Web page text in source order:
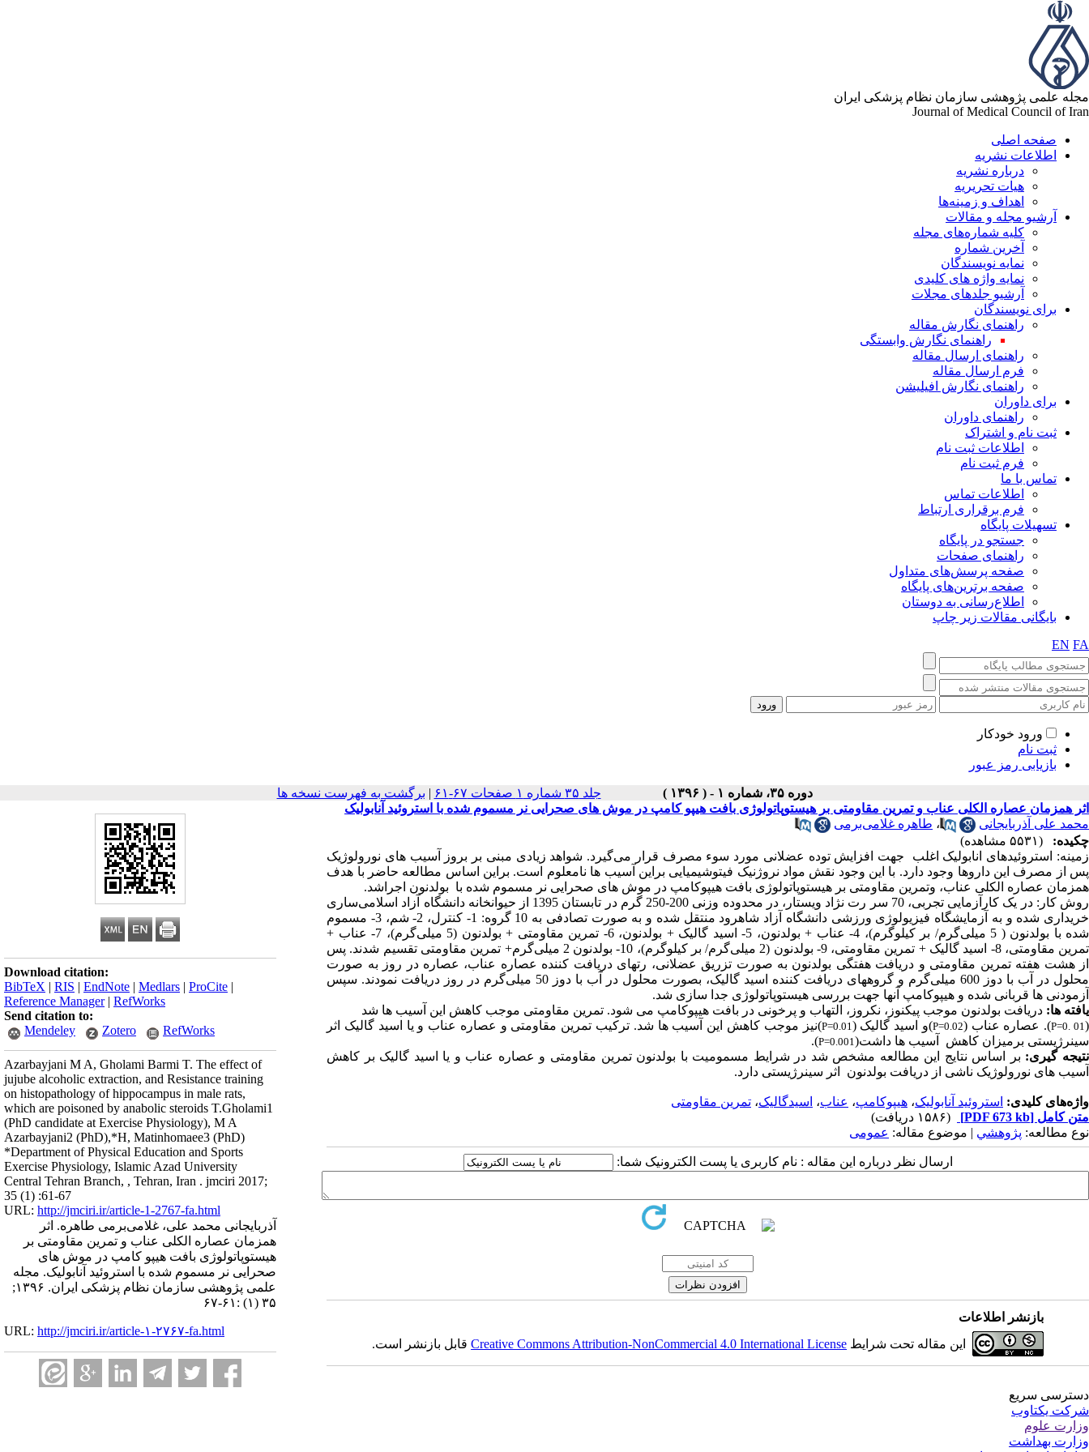
مجله علمی پژوهشی سازمان نظام پزشکی ایران
Journal of Medical Council of Iran
صفحه اصلی
اطلاعات نشریه
درباره نشریه
هیات تحریریه
اهداف و زمینه‌ها
آرشیو مجله و مقالات
کلیه شماره‌های مجله
آخرین شماره
نمایه نویسندگان
نمایه واژه های کلیدی
آرشیو جلدهای مجلات
برای نویسندگان
راهنمای نگارش مقاله
راهنمای نگارش وابستگی
راهنمای ارسال مقاله
فرم ارسال مقاله
راهنمای نگارش افیلیشن
برای داوران
راهنمای داوران
ثبت نام و اشتراک
اطلاعات ثبت نام
فرم ثبت نام
تماس با ما
اطلاعات تماس
فرم برقراری ارتباط
تسهیلات پایگاه
جستجو در پایگاه
راهنمای صفحات
صفحه پرسش‌های متداول
صفحه برترین‌های پایگاه
اطلاع‌رسانی به دوستان
بایگانی مقالات زیر چاپ
EN FA
ورود خودکار
ثبت نام
بازیابی رمز عبور
دوره ۳۵، شماره ۱ - ( ۱۳۹۶ ) جلد ۳۵ شماره ۱ صفحات ۶۷-۶۱ | برگشت به فهرست نسخه ها
Download citation:
BibTeX | RIS | EndNote | Medlars | ProCite |
Reference Manager| RefWorks
Send citation to:
Mendeley
Zotero RefWorks
Azarbayjani M A, Gholami Barmi T. The effect of
jujube alcoholic extraction, and Resistance training
on histopathology of hippocampus in male rats,
which are poisoned by anabolic steroids T.Gholami1
(PhD candidate at Exercise Physiology), M A
Azarbayjani2 (PhD),*H, Matinhomaee3 (PhD)
*Department of Physical Education and Sports
Exercise Physiology, Islamic Azad University
Central Tehran Branch, , Tehran, Iran . jmciri 2017;
35 (1) :61-67
URL: http://jmciri.ir/article-1-2767-fa.html
آذربایجانی محمد علی، غلا‌می‌بر‌می طاهره. اثر
همزمان عصاره الکلی عناب و تمرین مقاومتی بر
هیستوپاتولوژی بافت هیپو کامپ در موش های
صحرایی نر مسموم شده با استروئید آنابولیک. مجله
علمی پژوهشی سازمان نظام پزشکی ایران. ۱۳۹۶;
۳۵ (۱) :۶۱-۶۷
URL: http://jmciri.ir/article-۱-۲۷۶۷-fa.html
اثر همزمان عصاره الکلی عناب و تمرین مقاومتی بر هیستوپاتولوژی بافت هیپو کامپ در موش های صحرایی نر مسموم شده با استروئید آنابولیک
محمد علی آذربایجانی
، طاهره غلا‌می‌بر‌می
چکیده:
(۵۵۳۱ مشاهده)
زمینه: استروئیدهای انابولیک اغلب جهت افزایش توده عضلانی مورد سوء مصرف قرار ‌می‌گیرد. شواهد زیادی مبنی بر بروز آسیب های نورولوژیک
پس از مصرف این داروها وجود دارد. با این وجود نقش مواد نروژنیک فیتوشیمیایی براین آسیب ها نامعلوم است. براین اساس مطالعه حاضر با هدف
همزمان عصاره الکلی عناب، وتمرین مقاومتی بر هیستوپاتولوژی بافت هیپوکامپ در موش های صحرایی نر مسموم شده با بولدنون اجراشد.
روش کار: در یک کارآزمایی تجربی، 70 سر رت نژاد ویستار، در محدوده وزنی 200-250 گرم در تابستان 1395 از حیوانخانه دانشگاه آزاد اسلا‌می‌ساری
خریداری شده و به ‌آزمایشگاه فیزیولوژی ورزشی دانشگاه آزاد شاهرود منتقل شده و به صورت تصادفی به 10 گروه: 1- کنترل، 2- شم، 3- مسموم
شده با بولدنون ( 5 ‌میلی‌گرم/ بر کیلوگرم)، 4- عناب + بولدنون، 5- اسید گالیک + بولدنون، 6- تمرین مقاومتی + بولدنون (5 ‌میلی‌گرم)، 7- عناب +
تمرین مقاومتی، 8- اسید گالیک + تمرین مقاومتی، 9- بولدنون (2 میلی‌گرم/ بر کیلوگرم)، 10- بولدنون 2 میلی‌گرم+ تمرین مقاومتی تقسیم شدند. پس
از هشت هفته تمرین مقاومتی و دریافت هفتگی بولدنون به صورت تزریق عضلانی، رتهای دریافت کننده عصاره عناب، عصاره در روز به صورت
محلول در آب با دوز 600 ‌میلی‌گرم و گروههای دریافت کننده اسید گالیک، بصورت محلول در آب با دوز 50 ‌میلی‌گرم در روز دریافت نمودند. سپس
آزمودنی ها قربانی شده و هیپوکامپ آنها جهت بررسی هیستوپاتولوژی جدا سازی شد.
یافته ها: دریافت بولدنون موجب پیکنوز، نکروز، التهاب و پرخونی در بافت هیپوکامپ می شود. تمرین مقاومتی موجب کاهش این آسیب ها شد
(
P=0. 01). عصاره عناب (P=0.02)و اسید گالیک (P=0.01)نیز موجب کاهش این آسیب ها شد. ترکیب تمرین مقاومتی و عصاره عناب و یا اسید گالیک اثر
سینرژیستی برمیزان کاهش آسیب ها داشت(P=0.001
).
نتیجه گیری: بر اساس نتایج این مطالعه مشخص شد در شرایط مسمومیت با بولدنون تمرین مقاومتی و عصاره عناب و یا اسید گالیک بر کاهش
آسیب های نورولوژیک ناشی از دریافت بولدنون اثر سینرژیستی دارد.
واژه‌های کلیدی: استروئید آنابولیک، هیپوکامپ، عناب، اسیدگالیک، تمرین مقاومتی
متن کامل [PDF 673 kb]
(۱۵۸۶ دریافت)
نوع مطالعه: پژوهشي | موضوع مقاله: عمومى
ارسال نظر درباره این مقاله : نام کاربری یا پست الکترونیک شما:
بازنشر اطلاعات
این مقاله تحت شرایط Creative Commons Attribution-NonCommercial 4.0 International Licenseقابل بازنشر است.
دسترسی سریع
شرکت یکتاوب
وزارت علوم
وزارت بهداشت